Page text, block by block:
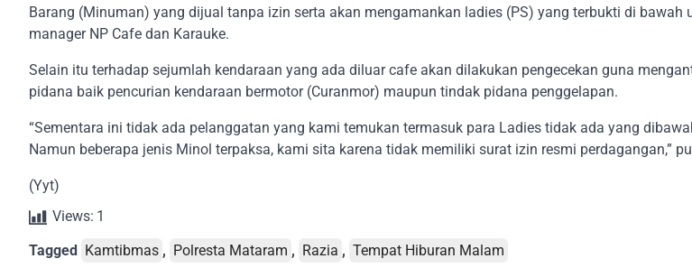
Barang (Minuman) yang dijual tanpa izin serta akan mengamankan ladies (PS) yang terbukti di bawah
manager NP Cafe dan Karauke.
Selain itu terhadap sejumlah kendaraan yang ada diluar cafe akan dilakukan pengecekan guna
pidana baik pencurian kendaraan bermotor (Curanmor) maupun tindak pidana penggelapan.
“Sementara ini tidak ada pelanggatan yang kami temukan termasuk para Ladies tidak ada yang
Namun beberapa jenis Minol terpaksa, kami sita karena tidak memiliki surat izin resmi perdagangan,”
(Yyt)
Views: 1
Tagged Kamtibmas , Polresta Mataram , Razia , Tempat Hiburan Malam